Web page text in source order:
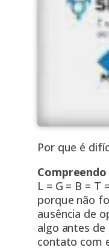
Por que é
Compreendo
L = G = B = T
porque não
ausência de
algo antes de
contato com